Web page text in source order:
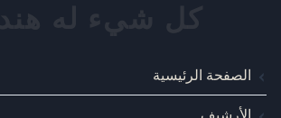
الصفحة الرئيسية